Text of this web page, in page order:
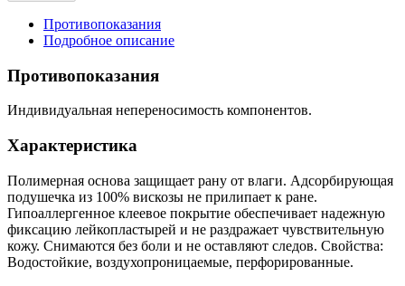
Противопоказания
Подробное описание
Противопоказания
Индивидуальная непереносимость компонентов.
Характеристика
Полимерная основа защищает рану от влаги. Адсорбирующая
подушечка из 100% вискозы не прилипает к ране.
Гипоаллергенное клеевое покрытие обеспечивает надежную
фиксацию лейкопластырей и не раздражает чувствительную
кожу. Снимаются без боли и не оставляют следов. Свойства:
Водостойкие, воздухопроницаемые, перфорированные.